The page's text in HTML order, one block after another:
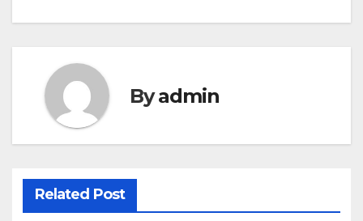
Byadmin
Related Post